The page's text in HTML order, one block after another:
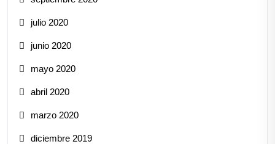
julio 2020
junio 2020
mayo 2020
abril 2020
marzo 2020
diciembre 2019